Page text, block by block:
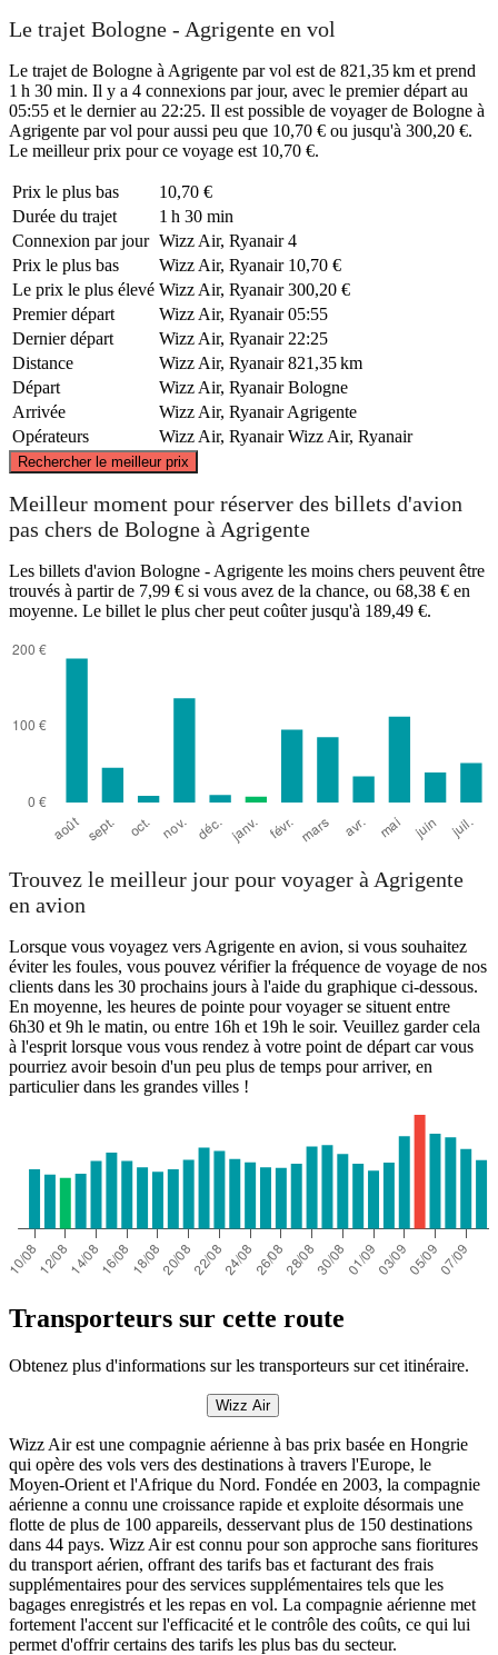
Le trajet Bologne - Agrigente en vol
Le trajet de Bologne à Agrigente par vol est de 821,35 km et prend
1 h 30 min. Il y a 4 connexions par jour, avec le premier départ au
05:55 et le dernier au 22:25. Il est possible de voyager de Bologne à
Agrigente par vol pour aussi peu que 10,70 € ou jusqu'à 300,20 €.
Le meilleur prix pour ce voyage est 10,70 €.
Prix ​​le plus bas
10,70 €
Durée du trajet
1 h 30 min
Connexion par jour Wizz Air, Ryanair 4
Prix ​​le plus bas
Wizz Air, Ryanair 10,70 €
Le prix le plus élevé Wizz Air, Ryanair 300,20 €
Premier départ
Wizz Air, Ryanair 05:55
Dernier départ
Wizz Air, Ryanair 22:25
Distance
Wizz Air, Ryanair 821,35 km
Départ
Wizz Air, Ryanair Bologne
Arrivée
Wizz Air, Ryanair Agrigente
Opérateurs
Wizz Air, Ryanair Wizz Air, Ryanair
Rechercher le meilleur prix
©CARTO, ©OpenStreetMapcontributors
Meilleur moment pour réserver des billets d'avion
pas chers de Bologne à Agrigente
Les billets d'avion Bologne - Agrigente les moins chers peuvent être
trouvés à partir de 7,99 € si vous avez de la chance, ou 68,38 € en
moyenne. Le billet le plus cher peut coûter jusqu'à 189,49 €.
Trouvez le meilleur jour pour voyager à Agrigente
en avion
Lorsque vous voyagez vers Agrigente en avion, si vous souhaitez
éviter les foules, vous pouvez vérifier la fréquence de voyage de nos
clients dans les 30 prochains jours à l'aide du graphique ci-dessous.
En moyenne, les heures de pointe pour voyager se situent entre
6h30 et 9h le matin, ou entre 16h et 19h le soir. Veuillez garder cela
à l'esprit lorsque vous vous rendez à votre point de départ car vous
pourriez avoir besoin d'un peu plus de temps pour arriver, en
particulier dans les grandes villes !
Transporteurs sur cette route
Obtenez plus d'informations sur les transporteurs sur cet itinéraire.
Wizz Air
Wizz Air est une compagnie aérienne à bas prix basée en Hongrie
qui opère des vols vers des destinations à travers l'Europe, le
Moyen-Orient et l'Afrique du Nord. Fondée en 2003, la compagnie
aérienne a connu une croissance rapide et exploite désormais une
flotte de plus de 100 appareils, desservant plus de 150 destinations
dans 44 pays. Wizz Air est connu pour son approche sans fioritures
du transport aérien, offrant des tarifs bas et facturant des frais
supplémentaires pour des services supplémentaires tels que les
bagages enregistrés et les repas en vol. La compagnie aérienne met
fortement l'accent sur l'efficacité et le contrôle des coûts, ce qui lui
permet d'offrir certains des tarifs les plus bas du secteur.